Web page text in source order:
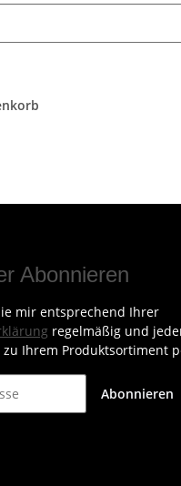
Abonnieren
mir entsprechend Ihrer
regelmäßig und
Ihrem Produktsortiment
Abonnieren